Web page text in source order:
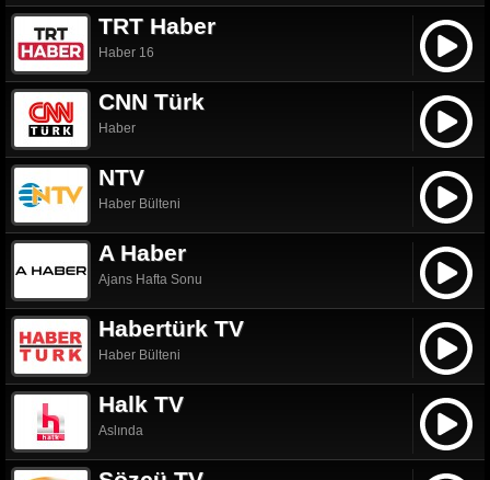
TRT Haber
Haber 16
CNN Türk
Haber
NTV
Haber Bülteni
A Haber
Ajans Hafta Sonu
Habertürk TV
Haber Bülteni
Halk TV
Aslında